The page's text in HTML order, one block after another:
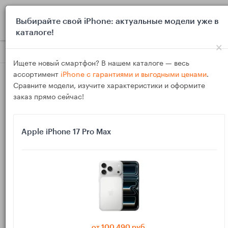
Блог Инструкции Плавание с Apple Watch: настройка
04
Плавание с Apple Watch: настройка бассейна
и открытой воды, защита от воды и лайфхаки
Выбирайте свой iPhone: актуальные модели уже в
каталоге!
×
Ищете новый смартфон? В нашем каталоге — весь
ассортимент iPhone с гарантиями и выгодными ценами.
Сравните модели, изучите характеристики и оформите
заказ прямо сейчас!
Apple iPhone 17 Pro Max